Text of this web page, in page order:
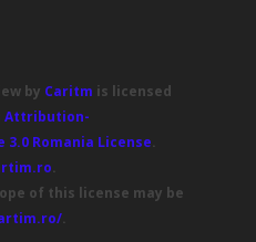
by Caritm is licensed
Attribution-
Romania License.
.
of this license may be
.